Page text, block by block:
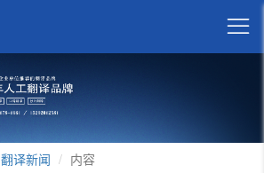

翻译新闻 内容